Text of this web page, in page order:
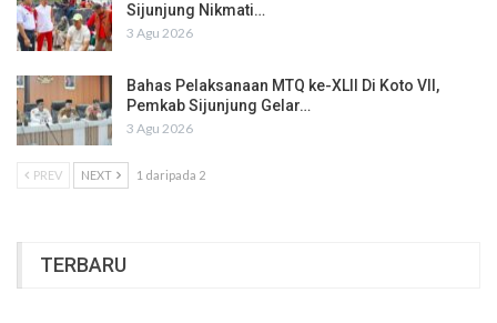
Sijunjung Nikmati…
3 Agu 2026
Bahas Pelaksanaan MTQ ke-XLII Di Koto VII,
Pemkab Sijunjung Gelar…
3 Agu 2026
PREV NEXT 1 daripada 2
TERBARU